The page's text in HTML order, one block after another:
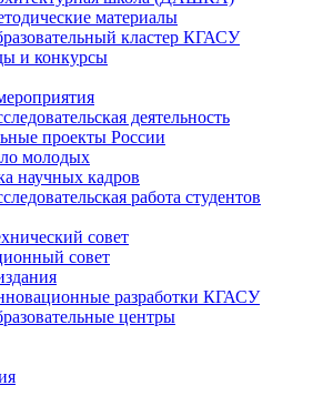
материалы
кластер КГАСУ
и конкурсы
деятельность
проекты России
молодых
научных кадров
работа студентов
совет
совет
разработки КГАСУ
центры